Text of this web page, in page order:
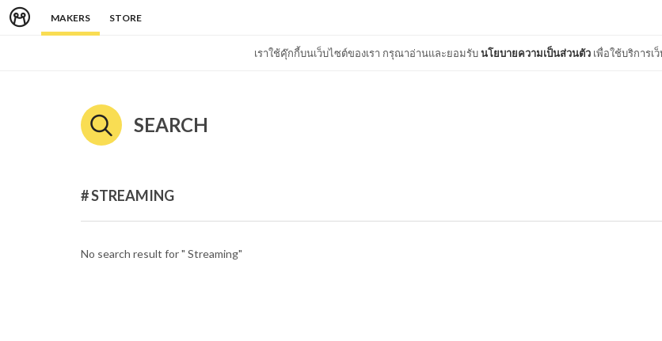
MAKERS STORE
เราใช้คุ๊กกี้บนเว็บไซต์ของเรา กรุณาอ่านและยอมรับนโยบายความเป็นส่วนตัว เพื่อใช้บริการเ
SEARCH
# STREAMING
No search result for " Streaming"